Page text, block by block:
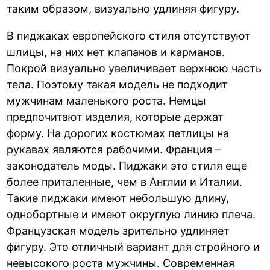
таким образом, визуально удлиняя фигуру.
В пиджаках европейского стиля отсутствуют
шлицы, на них нет клапанов и карманов.
Покрой визуально увеличивает верхнюю часть
тела. Поэтому такая модель не подходит
мужчинам маленького роста. Немцы
предпочитают изделия, которые держат
форму. На дорогих костюмах петлицы на
рукавах являются рабочими. Франция –
законодатель моды. Пиджаки это стиля еще
более приталенные, чем в Англии и Италии.
Такие пиджаки имеют небольшую длину,
однобортные и имеют округлую линию плеча.
Французская модель зрительно удлиняет
фигуру. Это отличный вариант для стройного и
невысокого роста мужчины. Современная